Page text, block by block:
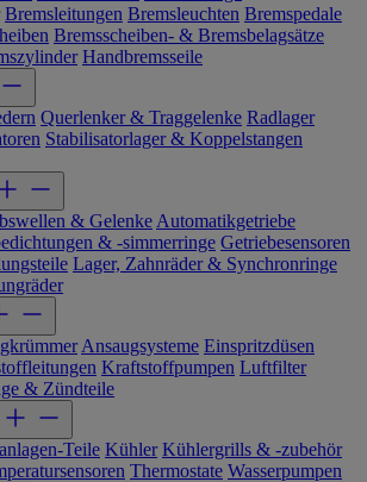
Bremsleitungen Bremsleuchten Bremspedale
Bremsscheiben- & Bremsbelagsätze
Handbremsseile
Querlenker & Traggelenke Radlager
Stabilisatorlager & Koppelstangen
& Gelenke Automatikgetriebe
& -simmerringe Getriebesensoren
Lager, Zahnräder & Synchronringe
Ansaugsysteme Einspritzdüsen
Kraftstoffpumpen Luftfilter
& Zündteile
Teile Kühler Kühlergrills & -zubehör
Thermostate Wasserpumpen